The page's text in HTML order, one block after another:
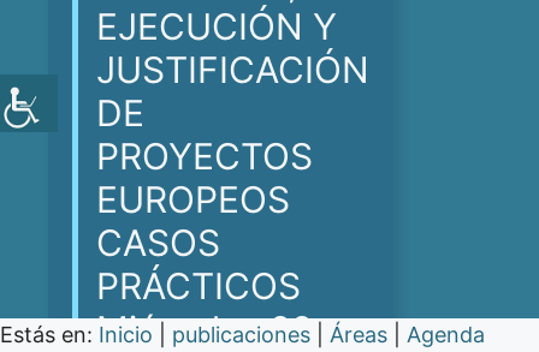
EJECUCIÓN Y
JUSTIFICACIÓN
DE
PROYECTOS
EUROPEOS
CASOS
PRÁCTICOS
Miércoles 22
Estás en: Inicio publicaciones Áreas
Agenda